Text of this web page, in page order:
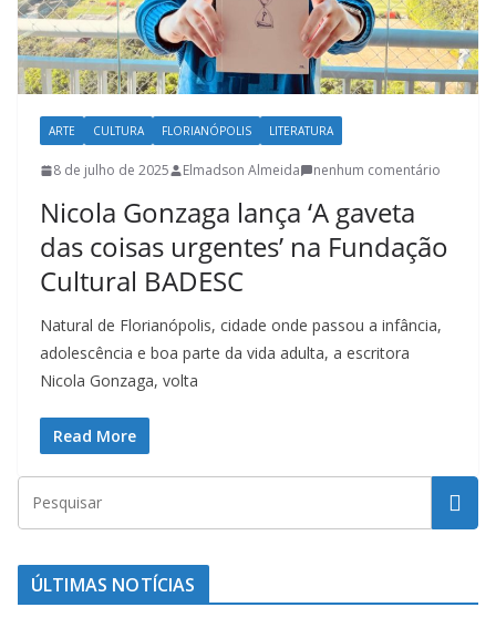
t
u
r
a
c
a
a
r
i
n
e
n
a
m
c
l
ARTE CULTURA FLORIANÓPOLIS LITERATURA
8 de julho de 2025 Elmadson Almeida nenhum comentário
Nicola Gonzaga lança ‘A gaveta
das coisas urgentes’ na Fundação
Cultural BADESC
Natural de Florianópolis, cidade onde passou a infância,
adolescência e boa parte da vida adulta, a escritora
Nicola Gonzaga, volta
Read More
ÚLTIMAS NOTÍCIAS